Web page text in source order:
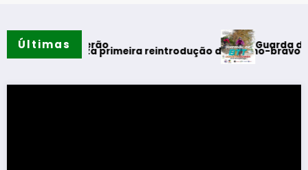
Últimas
do verão
realiza primeira reintrodução de coelho-bravo em área
Guarda desafia